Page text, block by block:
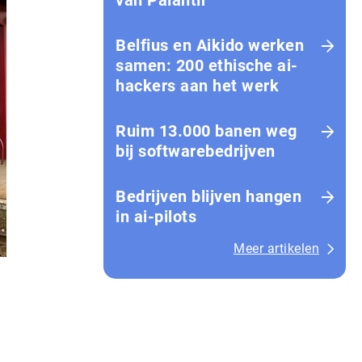
Belfius en Aikido werken
samen: 200 ethische ai-
hackers aan het werk
Ruim 13.000 banen weg
bij softwarebedrijven
Bedrijven blijven hangen
in ai-pilots
Meer artikelen